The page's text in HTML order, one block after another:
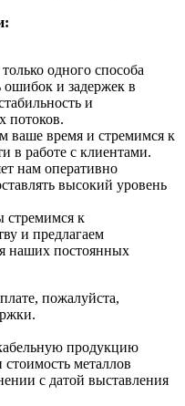
одного способа
ошибок и задержек в
и
потоков.
время и стремимся к
в работе с клиентами.
нам оперативно
высокий уровень
стремимся к
и предлагаем
наших постоянных
пожалуйста,
продукцию
металлов
с датой выставления